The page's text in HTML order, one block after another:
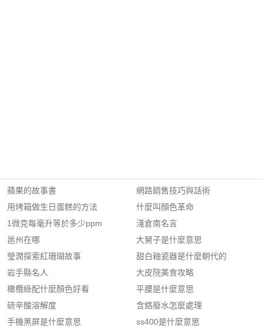
蘋果的故事書
用烤箱做生日蛋糕的方法
1微克每毫升等於多少ppm
邕州在哪
瑩潤探索紅珊瑚故事
岩手縣名人
橄欖綠配什麼顏色好看
硫辛酸溶解度
手機黑屏是什麼意思
網路銷售技巧與話術
什麼叫顏色革命
淺倉南名言
大舅子是什麼意思
甜白釉瓷器是什麼朝代的
大皮院美食攻略
平腰是什麼意思
含鉻廢水怎麼處理
ss400是什麼意思